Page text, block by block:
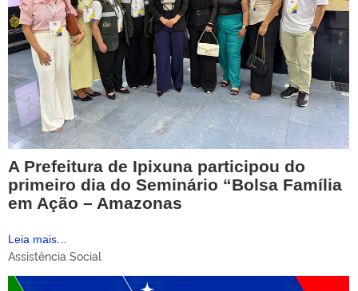
A Prefeitura de Ipixuna participou do
primeiro dia do Seminário “Bolsa Família
em Ação – Amazonas
Leia mais...
Assistência Social